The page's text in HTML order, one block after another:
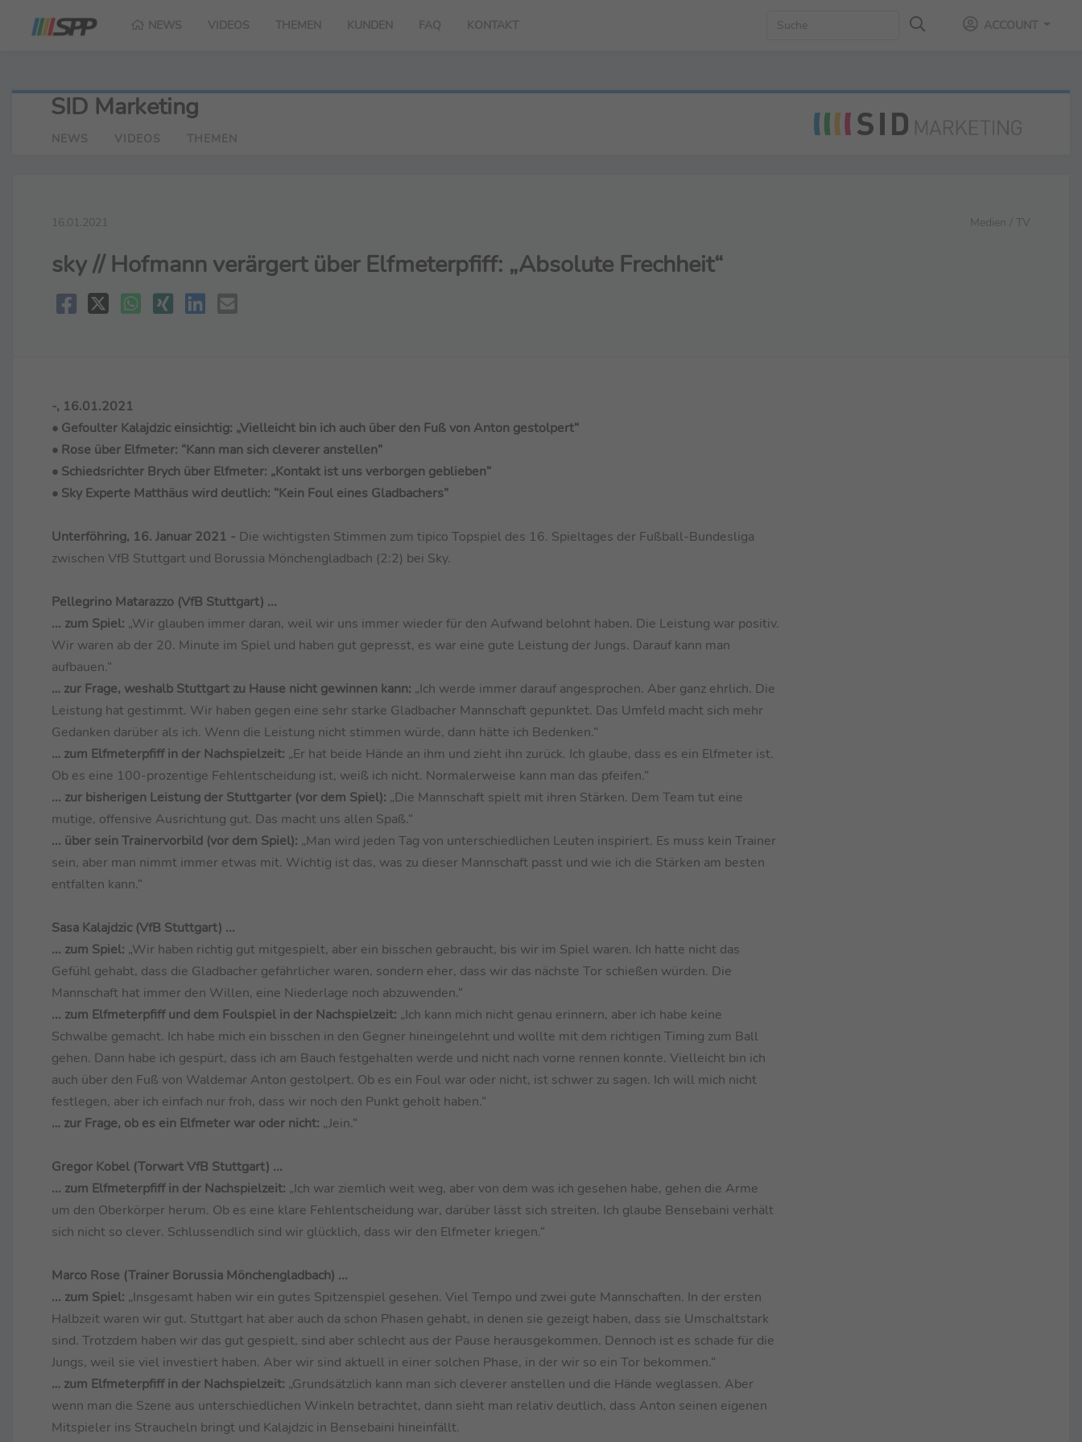
NEWS VIDEOS THEMEN KUNDEN FAQ KONTAKT ACCOUNT
SID Marketing
NEWS VIDEOS THEMEN
16.01.2021 Medien / TV
sky // Hofmann verärgert über Elfmeterpfiff: „Absolute Frechheit“
-, 16.01.2021
• Gefoulter Kalajdzic einsichtig: „Vielleicht bin ich auch über den Fuß von Anton gestolpert“
• Rose über Elfmeter: “Kann man sich cleverer anstellen”
• Schiedsrichter Brych über Elfmeter: „Kontakt ist uns verborgen geblieben“
• Sky Experte Matthäus wird deutlich: “Kein Foul eines Gladbachers”
Unterföhring, 16. Januar 2021 - Die wichtigsten Stimmen zum tipico Topspiel des 16. Spieltages der Fußball-Bundesliga
zwischen VfB Stuttgart und Borussia Mönchengladbach (2:2) bei Sky.
Pellegrino Matarazzo (VfB Stuttgart) ...
... zum Spiel: „Wir glauben immer daran, weil wir uns immer wieder für den Aufwand belohnt haben. Die Leistung war positiv.
Wir waren ab der 20. Minute im Spiel und haben gut gepresst, es war eine gute Leistung der Jungs. Darauf kann man
aufbauen.“
… zur Frage, weshalb Stuttgart zu Hause nicht gewinnen kann: „Ich werde immer darauf angesprochen. Aber ganz ehrlich. Die
Leistung hat gestimmt. Wir haben gegen eine sehr starke Gladbacher Mannschaft gepunktet. Das Umfeld macht sich mehr
Gedanken darüber als ich. Wenn die Leistung nicht stimmen würde, dann hätte ich Bedenken.“
… zum Elfmeterpfiff in der Nachspielzeit: „Er hat beide Hände an ihm und zieht ihn zurück. Ich glaube, dass es ein Elfmeter ist.
Ob es eine 100-prozentige Fehlentscheidung ist, weiß ich nicht. Normalerweise kann man das pfeifen.“
... zur bisherigen Leistung der Stuttgarter (vor dem Spiel): „Die Mannschaft spielt mit ihren Stärken. Dem Team tut eine
mutige, offensive Ausrichtung gut. Das macht uns allen Spaß.“
... über sein Trainervorbild (vor dem Spiel): „Man wird jeden Tag von unterschiedlichen Leuten inspiriert. Es muss kein Trainer
sein, aber man nimmt immer etwas mit. Wichtig ist das, was zu dieser Mannschaft passt und wie ich die Stärken am besten
entfalten kann.“
Sasa Kalajdzic (VfB Stuttgart) ...
... zum Spiel: „Wir haben richtig gut mitgespielt, aber ein bisschen gebraucht, bis wir im Spiel waren. Ich hatte nicht das
Gefühl gehabt, dass die Gladbacher gefährlicher waren, sondern eher, dass wir das nächste Tor schießen würden. Die
Mannschaft hat immer den Willen, eine Niederlage noch abzuwenden.“
... zum Elfmeterpfiff und dem Foulspiel in der Nachspielzeit: „Ich kann mich nicht genau erinnern, aber ich habe keine
Schwalbe gemacht. Ich habe mich ein bisschen in den Gegner hineingelehnt und wollte mit dem richtigen Timing zum Ball
gehen. Dann habe ich gespürt, dass ich am Bauch festgehalten werde und nicht nach vorne rennen konnte. Vielleicht bin ich
auch über den Fuß von Waldemar Anton gestolpert. Ob es ein Foul war oder nicht, ist schwer zu sagen. Ich will mich nicht
festlegen, aber ich einfach nur froh, dass wir noch den Punkt geholt haben.“
… zur Frage, ob es ein Elfmeter war oder nicht: „Jein.“
Gregor Kobel (Torwart VfB Stuttgart) ...
... zum Elfmeterpfiff in der Nachspielzeit: „Ich war ziemlich weit weg, aber von dem was ich gesehen habe, gehen die Arme
um den Oberkörper herum. Ob es eine klare Fehlentscheidung war, darüber lässt sich streiten. Ich glaube Bensebaini verhält
sich nicht so clever. Schlussendlich sind wir glücklich, dass wir den Elfmeter kriegen.“
Marco Rose (Trainer Borussia Mönchengladbach) ...
... zum Spiel: „Insgesamt haben wir ein gutes Spitzenspiel gesehen. Viel Tempo und zwei gute Mannschaften. In der ersten
Halbzeit waren wir gut. Stuttgart hat aber auch da schon Phasen gehabt, in denen sie gezeigt haben, dass sie Umschaltstark
sind. Trotzdem haben wir das gut gespielt, sind aber schlecht aus der Pause herausgekommen. Dennoch ist es schade für die
Jungs, weil sie viel investiert haben. Aber wir sind aktuell in einer solchen Phase, in der wir so ein Tor bekommen.“
… zum Elfmeterpfiff in der Nachspielzeit: „Grundsätzlich kann man sich cleverer anstellen und die Hände weglassen. Aber
wenn man die Szene aus unterschiedlichen Winkeln betrachtet, dann sieht man relativ deutlich, dass Anton seinen eigenen
Mitspieler ins Straucheln bringt und Kalajdzic in Bensebaini hineinfällt.